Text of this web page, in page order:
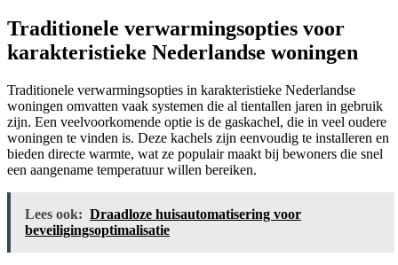
Traditionele verwarmingsopties voor
karakteristieke Nederlandse woningen
Traditionele verwarmingsopties in karakteristieke Nederlandse
woningen omvatten vaak systemen die al tientallen jaren in gebruik
zijn. Een veelvoorkomende optie is de gaskachel, die in veel oudere
woningen te vinden is. Deze kachels zijn eenvoudig te installeren en
bieden directe warmte, wat ze populair maakt bij bewoners die snel
een aangename temperatuur willen bereiken.
Lees ook: Draadloze huisautomatisering voor
beveiligingsoptimalisatie